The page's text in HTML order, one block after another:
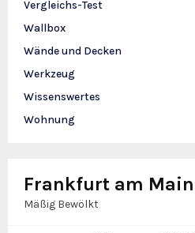
Vergleichs-Test
Wallbox
Wände und Decken
Werkzeug
Wissenswertes
Wohnung
Frankfurt am Main
Mäßig Bewölkt